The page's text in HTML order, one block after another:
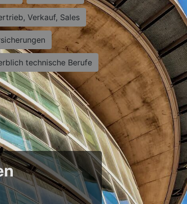
Verkauf, Sales
technische Berufe